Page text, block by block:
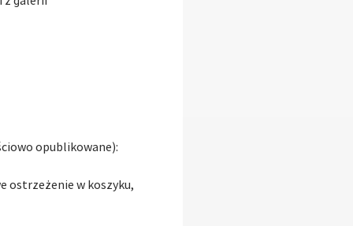
opublikowane):
ostrzeżenie w koszyku,